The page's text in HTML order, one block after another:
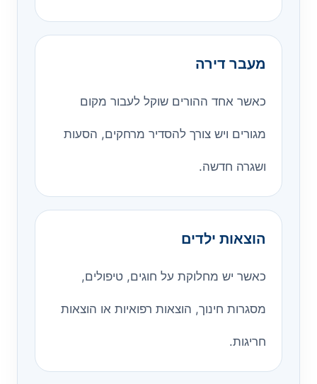
מעבר דירה
כאשר אחד ההורים שוקל לעבור מקום
מגורים ויש צורך להסדיר מרחקים, הסעות
ושגרה חדשה.
הוצאות ילדים
כאשר יש מחלוקת על חוגים, טיפולים,
מסגרות חינוך, הוצאות רפואיות או הוצאות
חריגות.